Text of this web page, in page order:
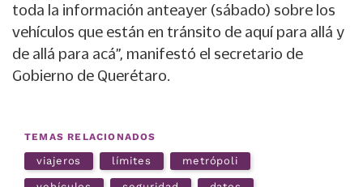
toda la información anteayer (sábado) sobre los
vehículos que están en tránsito de aquí para allá y
de allá para acá”, manifestó el secretario de
Gobierno de Querétaro.
TEMAS RELACIONADOS
viajeros límites metrópoli